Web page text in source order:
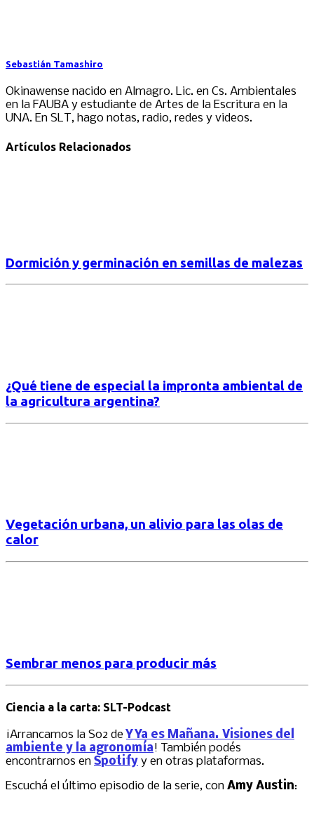
Sebastián Tamashiro
Okinawense nacido en Almagro. Lic. en Cs. Ambientales
en la FAUBA y estudiante de Artes de la Escritura en la
UNA. En SLT, hago notas, radio, redes y videos.
Artículos Relacionados
Dormición y germinación en semillas de malezas
¿Qué tiene de especial la impronta ambiental de
la agricultura argentina?
Vegetación urbana, un alivio para las olas de
calor
Sembrar menos para producir más
Ciencia a la carta: SLT-Podcast
¡Arrancamos la S02 deY Ya es Mañana. Visiones del
ambiente y la agronomía! También podés
encontrarnos en Spotify y en otras plataformas.
Escuchá el último episodio de la serie, con Amy Austin: